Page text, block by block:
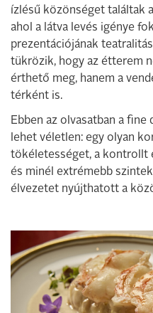
ízlésű közönséget találtak
ahol a látva levés igénye
prezentációjának
tükrözik, hogy az étterem
érthető meg, hanem a
térként is.
Ebben az olvasatban a
lehet véletlen: egy olyan
tökéletességet, a kontrollt
és minél extrémebb
élvezetet nyújthatott a